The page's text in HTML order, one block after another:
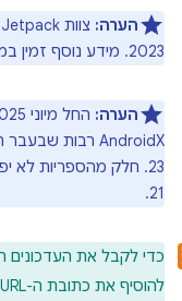
הערה:
2023. מידע נוסף זמין במאמר בנושא
הערה:
21.
להוסיף את כתובת ה-URL של הדף הזה ל